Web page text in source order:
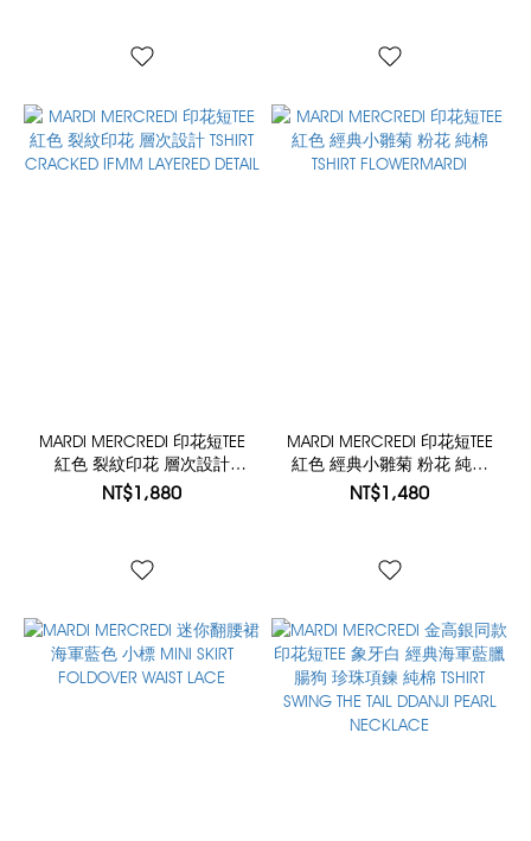
MARDI MERCREDI 印花短TEE
紅色 裂紋印花 層次設計
TSHIRT CRACKED IFMM
NT$1,880
MARDI MERCREDI 印花短TEE
紅色 經典小雛菊 粉花 純棉
TSHIRT FLOWERMARDI
NT$1,480